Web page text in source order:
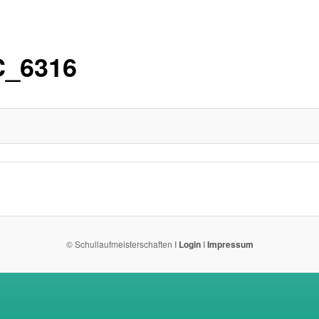
© Schullaufmeisterschaften I LoginIImpressum